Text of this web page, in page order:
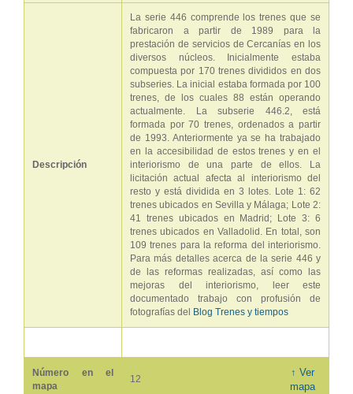
Descripción
La serie 446 comprende los trenes que se
fabricaron a partir de 1989 para la
prestación de servicios de Cercanías en los
diversos núcleos. Inicialmente estaba
compuesta por 170 trenes divididos en dos
subseries. La inicial estaba formada por 100
trenes, de los cuales 88 están operando
actualmente. La subserie 446.2, está
formada por 70 trenes, ordenados a partir
de 1993. Anteriormente ya se ha trabajado
en la accesibilidad de estos trenes y en el
interiorismo de una parte de ellos. La
licitación actual afecta al interiorismo del
resto y está dividida en 3 lotes. Lote 1: 62
trenes ubicados en Sevilla y Málaga; Lote 2:
41 trenes ubicados en Madrid; Lote 3: 6
trenes ubicados en Valladolid. En total, son
109 trenes para la reforma del interiorismo.
Para más detalles acerca de la serie 446 y
de las reformas realizadas, así como las
mejoras del interiorismo, leer este
documentado trabajo con profusión de
fotografías del
Blog Trenes y tiempos
Número en el
mapa
12
↑ Ver
mapa